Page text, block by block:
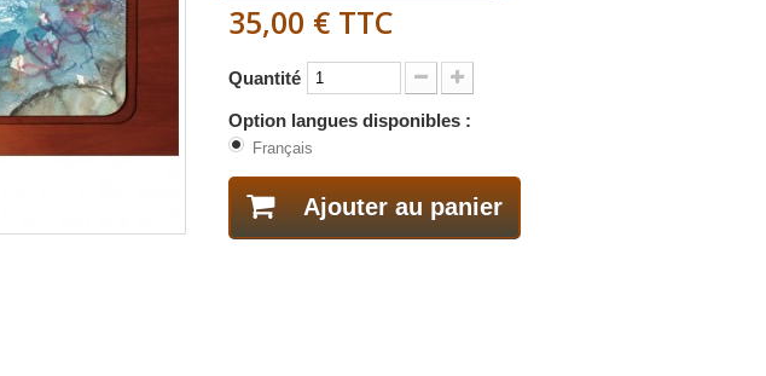
35,00 € TTC
Quantité
Option langues disponibles :
Français
Ajouter au panier